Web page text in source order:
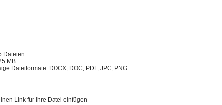
Dateien
MB
Dateiformate: DOCX, DOC, PDF, JPG, PNG
Link für Ihre Datei einfügen